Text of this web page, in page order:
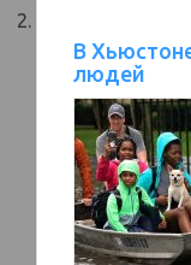
В
людей